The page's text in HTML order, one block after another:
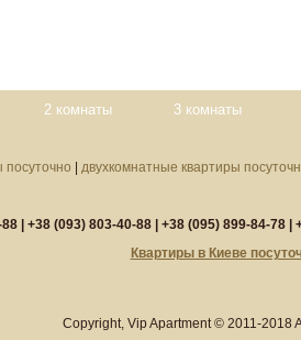
2 комнаты 3 комнаты
посуточно | двухкомнатные квартиры
| +38 (093) 803-40-88 | +38 (095) 899-84-78 |
Квартиры в Киеве
Copyright, Vip Apartment © 2011-2018